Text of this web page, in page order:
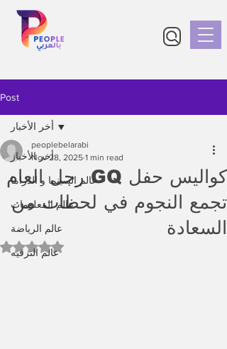
Post
أخر الأخبار
عالم السينما و الدراما
عالم المعلومات
عالم الرياضة
عالم الترفيه
أخر الأخبار
كواليس حفل GQ رجل العام
تجمع النجوم في لحظات من
السعادة
peoplebelarabi
Nov 28, 2025 1 min read
Rated NaN out of 5 stars.